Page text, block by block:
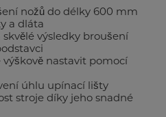
nožů do délky 600 mm
a dláta
skvělé výsledky broušení
nastavit pomocí
úhlu upínací lišty
stroje díky jeho snadné